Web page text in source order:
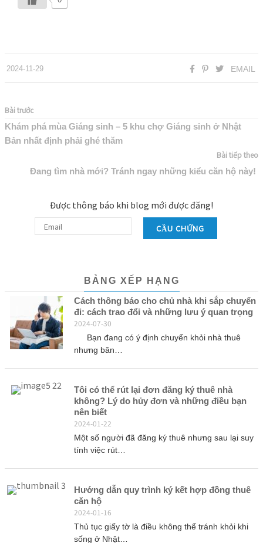
2024-11-29 EMAIL
Bài trước
Khám phá mùa Giáng sinh – 5 khu chợ Giáng sinh ở Nhật
Bản nhất định phải ghé thăm
Bài tiếp theo
Đang tìm nhà mới? Tránh ngay những kiểu căn hộ này!
BẢNG XẾP HẠNG
Cách thông báo cho chủ nhà khi sắp chuyển
đi: cách trao đổi và những lưu ý quan trọng
2024-07-30
Bạn đang có ý định chuyển khỏi nhà thuê
nhưng băn…
Tôi có thể rút lại đơn đăng ký thuê nhà
không? Lý do hủy đơn và những điều bạn
nên biết
2024-01-22
Một số người đã đăng ký thuê nhưng sau lại suy
tính việc rút…
Hướng dẫn quy trình ký kết hợp đồng thuê
căn hộ
2024-01-16
Thủ tục giấy tờ là điều không thể tránh khỏi khi
sống ở Nhật…
Được thông báo khi blog mới được đăng!
CẦU CHỨNG